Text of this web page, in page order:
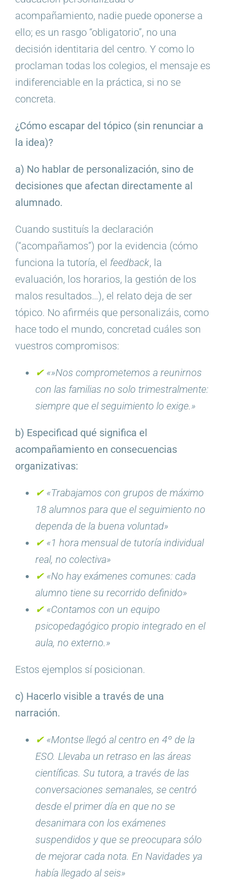
acompañamiento, nadie puede oponerse a
ello; es un rasgo “obligatorio”, no una
decisión identitaria del centro. Y como lo
proclaman todas los colegios, el mensaje es
indiferenciable en la práctica, si no se
concreta.
¿Cómo escapar del tópico (sin renunciar a
la idea)?
a) No hablar de personalización, sino de
decisiones que afectan directamente al
alumnado.
Cuando sustituís la declaración
(“acompañamos”) por la evidencia (cómo
funciona la tutoría, el feedback, la
evaluación, los horarios, la gestión de los
malos resultados…), el relato deja de ser
tópico. No afirméis que personalizáis, como
hace todo el mundo, concretad cuáles son
vuestros compromisos:
✔︎ «»Nos comprometemos a reunirnos
con las familias no solo trimestralmente:
siempre que el seguimiento lo exige.»
b) Especificad qué significa el
acompañamiento en consecuencias
organizativas:
✔︎ «Trabajamos con grupos de máximo
18 alumnos para que el seguimiento no
dependa de la buena voluntad»
✔︎ «1 hora mensual de tutoría individual
real, no colectiva»
✔︎ «No hay exámenes comunes: cada
alumno tiene su recorrido definido»
✔︎ «Contamos con un equipo
psicopedagógico propio integrado en el
aula, no externo.»
Estos ejemplos sí posicionan.
c) Hacerlo visible a través de una
narración.
✔︎ «Montse llegó al centro en 4º de la
ESO. Llevaba un retraso en las áreas
científicas. Su tutora, a través de las
conversaciones semanales, se centró
desde el primer día en que no se
desanimara con los exámenes
suspendidos y que se preocupara sólo
de mejorar cada nota. En Navidades ya
había llegado al seis»